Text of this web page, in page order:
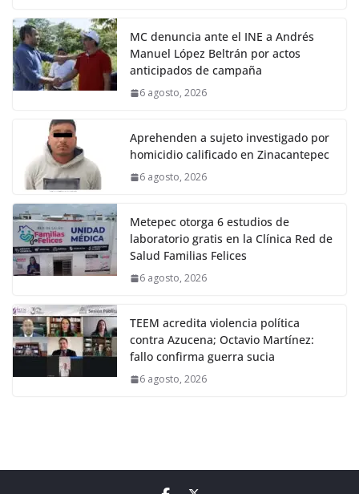
MC denuncia ante el INE a Andrés
Manuel López Beltrán por actos
anticipados de campaña
6 agosto, 2026
Aprehenden a sujeto investigado por
homicidio calificado en Zinacantepec
6 agosto, 2026
Metepec otorga 6 estudios de
laboratorio gratis en la Clínica Red de
Salud Familias Felices
6 agosto, 2026
TEEM acredita violencia política
contra Azucena; Octavio Martínez:
fallo confirma guerra sucia
6 agosto, 2026